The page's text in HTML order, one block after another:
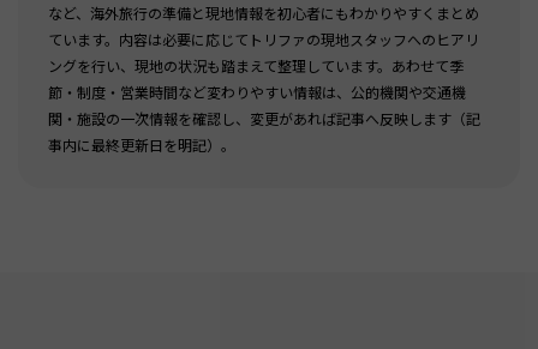
など、海外旅行の準備と現地情報を初心者にもわかりやすくまとめ
ています。内容は必要に応じてトリファの現地スタッフへのヒアリ
ングを行い、現地の状況も踏まえて整理しています。あわせて季
節・制度・営業時間など変わりやすい情報は、公的機関や交通機
関・施設の一次情報を確認し、変更があれば記事へ反映します（記
事内に最終更新日を明記）。